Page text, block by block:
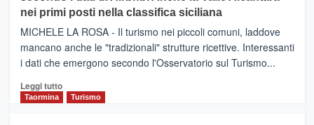
Inaugurato
il
nuovo
collegamento
tra
e
Zanzibar
nei primi posti nella classifica siciliana
MICHELE LA ROSA - Il turismo nei piccoli comuni, laddove
mancano anche le "tradizionali" strutture ricettive. Interessanti
i dati che emergono secondo l'Osservatorio sul Turismo...
Leggi tuttoLeggi
Taormina Turismo